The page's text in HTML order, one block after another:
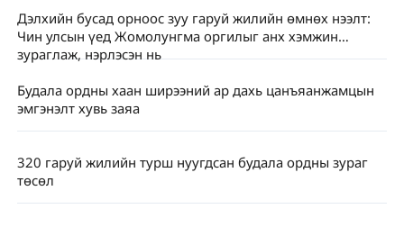
Дэлхийн бусад орноос зуу гаруй жилийн өмнөх нээлт:
Чин улсын үед Жомолунгма оргилыг анх хэмжин
зураглаж, нэрлэсэн нь
Будала ордны хаан ширээний ар дахь цанъяанжамцын
эмгэнэлт хувь заяа
320 гаруй жилийн турш нуугдсан будала ордны зураг
төсөл